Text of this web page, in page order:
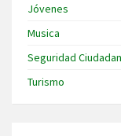
Jóvenes
Musica
Seguridad
Turismo